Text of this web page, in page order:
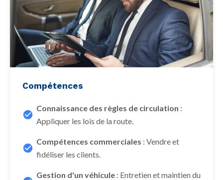
Compétences
Connaissance des règles de circulation :
Appliquer les lois de la route.
Compétences commerciales : Vendre et
fidéliser les clients.
Gestion d'un véhicule: Entretien et maintien du